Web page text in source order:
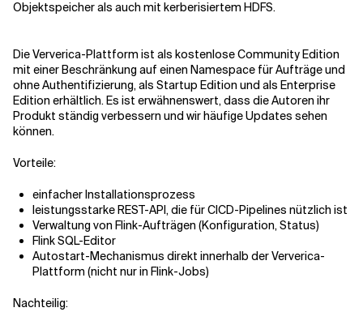
Objektspeicher als auch mit kerberisiertem HDFS.
Die Ververica-Plattform ist als kostenlose Community Edition
mit einer Beschränkung auf einen Namespace für Aufträge und
ohne Authentifizierung, als Startup Edition und als Enterprise
Edition erhältlich. Es ist erwähnenswert, dass die Autoren ihr
Produkt ständig verbessern und wir häufige Updates sehen
können.
Vorteile:
einfacher Installationsprozess
leistungsstarke REST-API, die für CICD-Pipelines nützlich ist
Verwaltung von Flink-Aufträgen (Konfiguration, Status)
Flink SQL-Editor
Autostart-Mechanismus direkt innerhalb der Ververica-
Plattform (nicht nur in Flink-Jobs)
Nachteilig: